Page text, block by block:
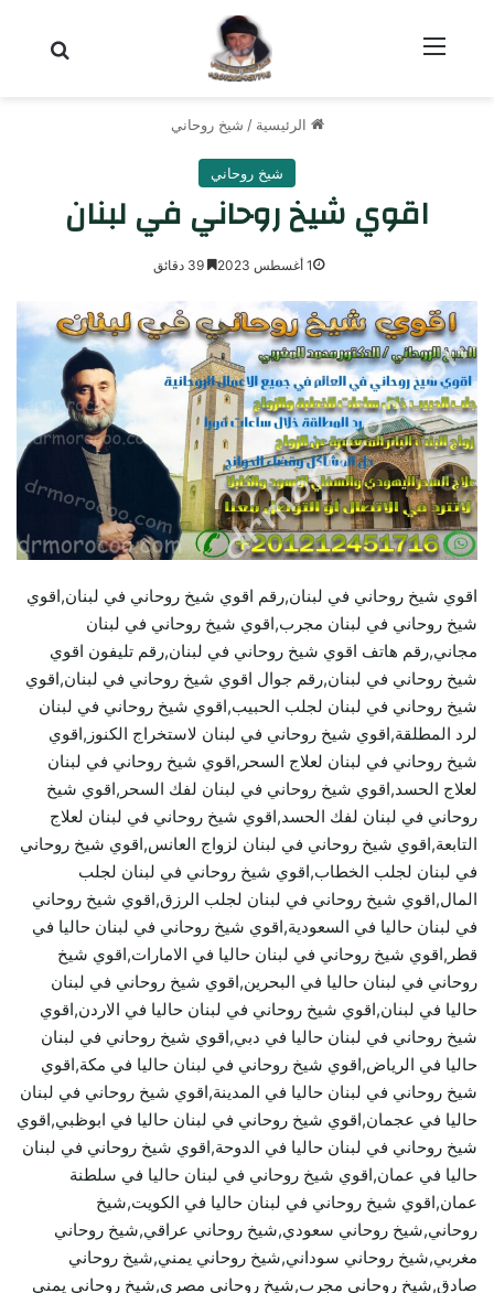
الرئيسية / شيخ روحاني
شيخ روحاني
اقوي شيخ روحاني في لبنان
1 أغسطس 2023
اقوي شيخ روحاني في لبنان,رقم اقوي شيخ روحاني في لبنان,اقوي
شيخ روحاني في لبنان مجرب,اقوي شيخ روحاني في لبنان
مجاني,رقم هاتف اقوي شيخ روحاني في لبنان,رقم تليفون اقوي
شيخ روحاني في لبنان,رقم جوال اقوي شيخ روحاني في لبنان,اقوي
شيخ روحاني في لبنان لجلب الحبيب,اقوي شيخ روحاني في لبنان
لرد المطلقة,اقوي شيخ روحاني في لبنان لاستخراج الكنوز,اقوي
شيخ روحاني في لبنان لعلاج السحر,اقوي شيخ روحاني في لبنان
لعلاج الحسد,اقوي شيخ روحاني في لبنان لفك السحر,اقوي شيخ
روحاني في لبنان لفك الحسد,اقوي شيخ روحاني في لبنان لعلاج
التابعة,اقوي شيخ روحاني في لبنان لزواج العانس,اقوي شيخ روحاني
في لبنان لجلب الخطاب,اقوي شيخ روحاني في لبنان لجلب
المال,اقوي شيخ روحاني في لبنان لجلب الرزق,اقوي شيخ روحاني
في لبنان حاليا في السعودية,اقوي شيخ روحاني في لبنان حاليا في
قطر,اقوي شيخ روحاني في لبنان حاليا في الامارات,اقوي شيخ
روحاني في لبنان حاليا في البحرين,اقوي شيخ روحاني في لبنان
حاليا في لبنان,اقوي شيخ روحاني في لبنان حاليا في الاردن,اقوي
شيخ روحاني في لبنان حاليا في دبي,اقوي شيخ روحاني في لبنان
حاليا في الرياض,اقوي شيخ روحاني في لبنان حاليا في مكة,اقوي
شيخ روحاني في لبنان حاليا في المدينة,اقوي شيخ روحاني في لبنان
حاليا في عجمان,اقوي شيخ روحاني في لبنان حاليا في ابوظبي,اقوي
شيخ روحاني في لبنان حاليا في الدوحة,اقوي شيخ روحاني في لبنان
حاليا في عمان,اقوي شيخ روحاني في لبنان حاليا في سلطنة
عمان,اقوي شيخ روحاني في لبنان حاليا في الكويت,شيخ
روحاني,شيخ روحاني سعودي,شيخ روحاني عراقي,شيخ روحاني
مغربي,شيخ روحاني سوداني,شيخ روحاني يمني,شيخ روحاني
صادق,شيخ روحاني مجرب,شيخ روحاني مصري,شيخ روحاني يمني